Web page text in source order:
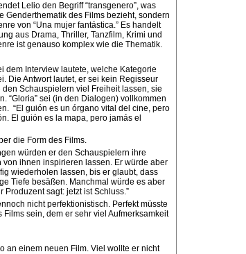
Lelio den Begriff “transgenero”, was
Genderthematik des Films bezieht, sondern
von “Una mujer fantástica.” Es handelt
aus Drama, Thriller, Tanzfilm, Krimi und
ist genauso komplex wie die Thematik.
dem Interview lautete, welche Kategorie
Die Antwort lautet, er sei kein Regisseur
den Schauspielern viel Freiheit lassen, sie
“Gloria” sei (in den Dialogen) vollkommen
“El guión es un órgano vital del cine, pero
El guión es la mapa, pero jamás el
die Form des Films.
würden er den Schauspielern ihre
von ihnen inspirieren lassen. Er würde aber
wiederholen lassen, bis er glaubt, dass
Tiefe besäßen. Manchmal würde es aber
Produzent sagt: jetzt ist Schluss.”
nicht perfektionistisch. Perfekt müsste
Films sein, dem er sehr viel Aufmerksamkeit
an einem neuen Film. Viel wollte er nicht